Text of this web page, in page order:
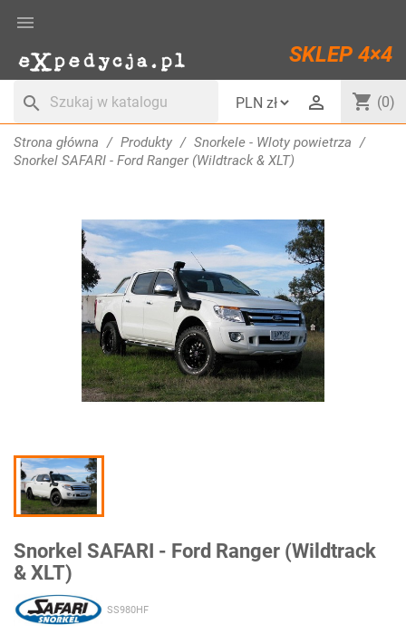

SKLEP 4×4
search  shopping_cart (0)
Strona główna Produkty
Snorkele - Wloty powietrza
Snorkel SAFARI - Ford Ranger (Wildtrack & XLT)
Snorkel SAFARI - Ford Ranger (Wildtrack
& XLT)
SS980HF